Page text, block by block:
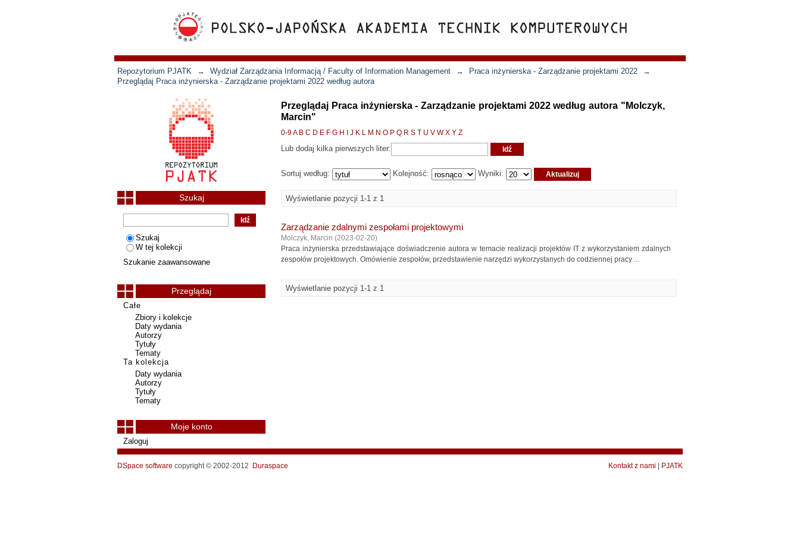
Repozytorium PJATK → Wydział Zarządzania Informacją / Faculty of Information Management → Praca inżynierska - Zarządzanie projektami 2022
→
Przeglądaj Praca inżynierska - Zarządzanie projektami 2022 według autora
Przeglądaj Praca inżynierska - Zarządzanie projektami 2022 według autora "Molczyk,
Marcin"
0-9A B C D E F G H J K L M N O P Q R S T U V W X Y Z
Lub dodaj kilka pierwszych liter:
Sortuj według: Kolejność: Wyniki:
Wyświetlanie pozycji 1-1 z 1
Zarządzanie zdalnymi zespołami projektowymi
Molczyk, Marcin (2023-02-20)
Praca inżynierska przedstawiające doświadczenie autora w temacie realizacji projektów IT z wykorzystaniem zdalnych
zespołów projektowych. Omówienie zespołów, przedstawienie narzędzi wykorzystanych do codziennej pracy ...
Wyświetlanie pozycji 1-1 z 1
Szukaj
Szukaj
W tej kolekcji
Szukanie zaawansowane
Przeglądaj
Całe
Zbiory i kolekcje
Daty wydania
Autorzy
Tytuły
Tematy
Ta kolekcja
Daty wydania
Autorzy
Tytuły
Tematy
Moje konto
Zaloguj
DSpace software copyright © 2002-2012 Duraspace Kontakt z nami PJATK